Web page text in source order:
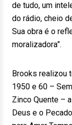
de tudo, um
do rádio, cheio
Sua obra é o
moralizadora”.
Brooks realizou
1950 e 60 –
Zinco Quente –
Deus e o